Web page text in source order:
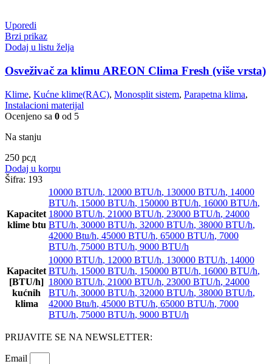
Uporedi
Brzi prikaz
Dodaj u listu želja
Osveživač za klimu AREON Clima Fresh (više vrsta)
Klime, Kućne klime(RAC), Monosplit sistem, Parapetna klima,
Instalacioni materijal
Ocenjeno sa 0 od 5
Na stanju
250 рсд
Dodaj u korpu
Šifra: 193
Kapacitet
klime btu
10000 BTU/h, 12000 BTU/h, 130000 BTU/h, 14000
BTU/h, 15000 BTU/h, 150000 BTU/h, 16000 BTU/h,
18000 BTU/h, 21000 BTU/h, 23000 BTU/h, 24000
BTU/h, 30000 BTU/h, 32000 BTU/h, 38000 BTU/h,
42000 Btu/h, 45000 BTU/h, 65000 BTU/h, 7000
BTU/h, 75000 BTU/h, 9000 BTU/h
Kapacitet
[BTU/h]
kućnih
klima
10000 BTU/h, 12000 BTU/h, 130000 BTU/h, 14000
BTU/h, 15000 BTU/h, 150000 BTU/h, 16000 BTU/h,
18000 BTU/h, 21000 BTU/h, 23000 BTU/h, 24000
BTU/h, 30000 BTU/h, 32000 BTU/h, 38000 BTU/h,
42000 Btu/h, 45000 BTU/h, 65000 BTU/h, 7000
BTU/h, 75000 BTU/h, 9000 BTU/h
PRIJAVITE SE NA NEWSLETTER:
Email